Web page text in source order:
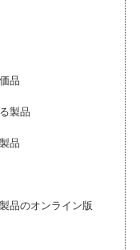
品
製品
品
品のオンライン版